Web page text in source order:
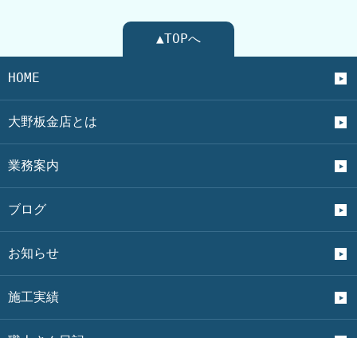
▲TOPへ
HOME
大野板金店とは
業務案内
ブログ
お知らせ
施工実績